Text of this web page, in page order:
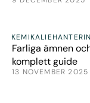
Farliga ämnen
komplett guide
13 NOVEMBER 2025